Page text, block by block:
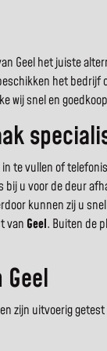
Geel het juiste
het
wij snel en
te vullen of
u voor de deur
kunnen zij u
van Geel. Buiten de
zijn uitvoerig